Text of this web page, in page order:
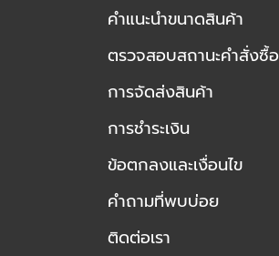
คำแนะนำขนาดสินค้า
ตรวจสอบสถานะคำสั่งซื้อ
การจัดส่งสินค้า
การชำระเงิน
ข้อตกลงและเงื่อนไข
คำถามที่พบบ่อย
ติดต่อเรา